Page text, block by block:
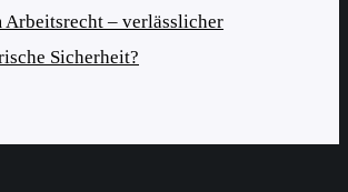
– verlässlicher
Sicherheit?